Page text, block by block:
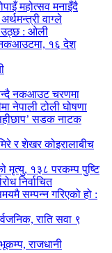
महोत्सव मनाइँदै
वाग्ले
उठ्छ : ओली
१६ देश
नकआउट चरणमा
नेपाली टोली घोषणा
सडक नाटक
र शेखर कोइरालाबीच
मृत्यु, १३८ परकम्प पुष्टि
निर्वाचित
सम्पन्न गरिएको हो :
राति सवा ९
राजधानी